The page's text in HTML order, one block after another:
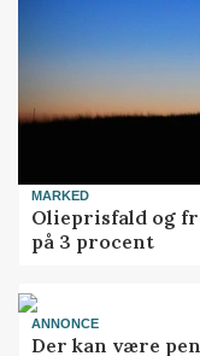
MARKED
Olieprisfald og
på 3 procent
ANNONCE
Der kan være